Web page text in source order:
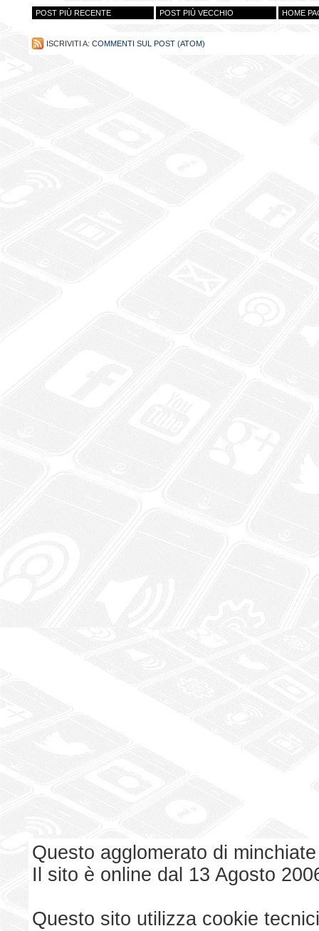
POST PIÙ RECENTE POST PIÙ VECCHIO HOME
ISCRIVITI A: COMMENTI SUL POST (ATOM)
Questo agglomerato di
Il sito è online dal 13 Agosto
Questo sito utilizza cookie